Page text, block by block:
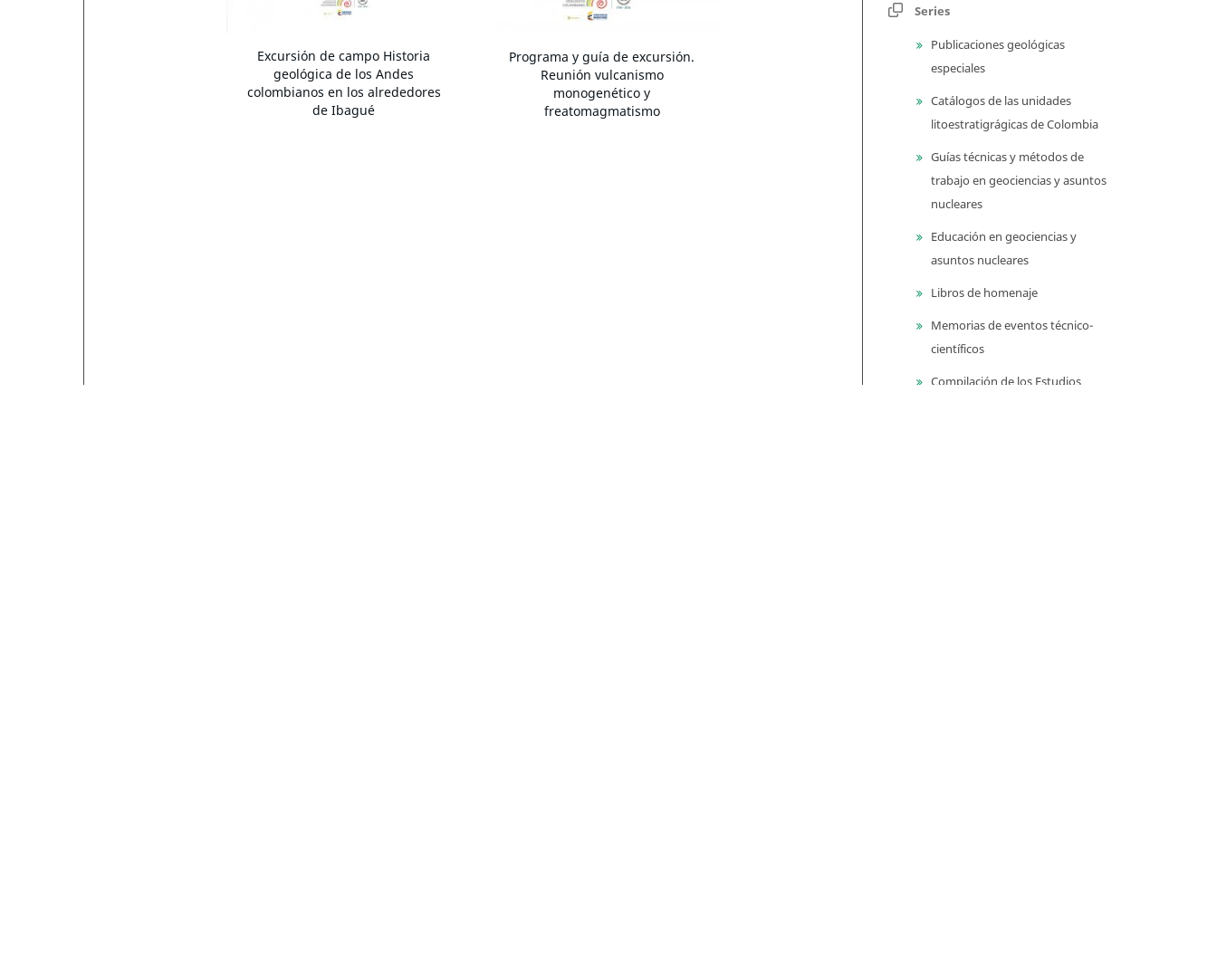
Excursión de campo Historia
geológica de los Andes
colombianos en los alrededores
de Ibagué
Programa y guía de excursión.
Reunión vulcanismo
monogenético y
freatomagmatismo
Series
Publicaciones geológicas
especiales
Catálogos de las unidades
litoestratigrágicas de Colombia
Guías técnicas y métodos de
trabajo en geociencias y asuntos
nucleares
Educación en geociencias y
asuntos nucleares
Libros de homenaje
Memorias de eventos técnico-
científicos
Compilación de los Estudios